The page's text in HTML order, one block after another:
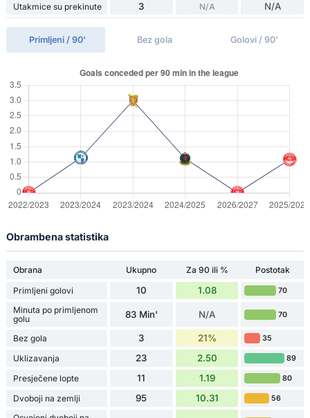
Utakmice su prekinute 3 N/A N/A
Primljeni / 90' Bez gola Golovi / 90'
Obrambena statistika
Obrana Ukupno Za 90 ili %
Postotak
Primljeni golovi
10 1.08 70
Minuta po primljenom
golu
83 Min' N/A 70
Bez gola 3 21% 35
Uklizavanja 23 2.50 89
Presječene lopte 11 1.19 80
Dvoboji na zemlji 95 10.31 56